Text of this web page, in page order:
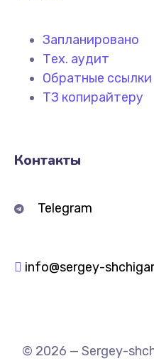
Запланировано
Тех. аудит
Обратные ссылки
ТЗ копирайтеру
Контакты
Telegram
info@sergey-
© 2026 — Sergey-